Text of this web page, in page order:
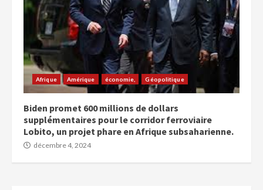
Afrique Amérique économie, Géopolitique
Biden promet 600 millions de dollars
supplémentaires pour le corridor ferroviaire
Lobito, un projet phare en Afrique subsaharienne.
décembre 4, 2024